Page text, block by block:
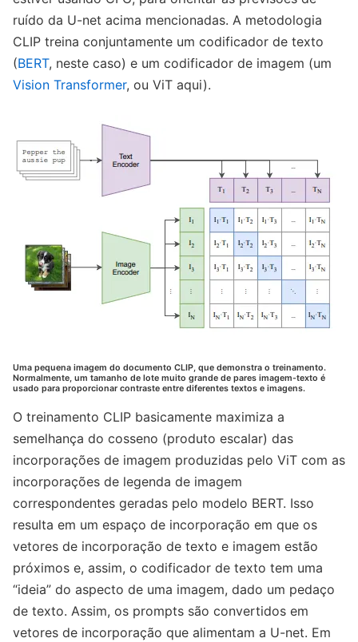
ruído da U-net acima mencionadas. A metodologia
CLIP treina conjuntamente um codificador de texto
(BERT, neste caso) e um codificador de imagem (um
Vision Transformer, ou ViT aqui).
Uma pequena imagem do documento CLIP, que demonstra o treinamento.
Normalmente, um tamanho de lote muito grande de pares imagem-texto é
usado para proporcionar contraste entre diferentes textos e imagens.
O treinamento CLIP basicamente maximiza a
semelhança do cosseno (produto escalar) das
incorporações de imagem produzidas pelo ViT com as
incorporações de legenda de imagem
correspondentes geradas pelo modelo BERT. Isso
resulta em um espaço de incorporação em que os
vetores de incorporação de texto e imagem estão
próximos e, assim, o codificador de texto tem uma
“ideia” do aspecto de uma imagem, dado um pedaço
de texto. Assim, os prompts são convertidos em
vetores de incorporação que alimentam a U-net. Em